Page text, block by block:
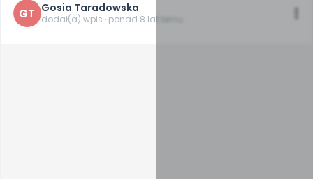
GT Gosia Taradowska
dodał(a) wpis · ponad 8 lat temu